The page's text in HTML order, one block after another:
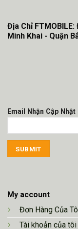
My account
Đơn Hàng Của
Tài khoản của tôi
Địa Chỉ
Minh Khai - Quận
Email Nhận Cập Nhật